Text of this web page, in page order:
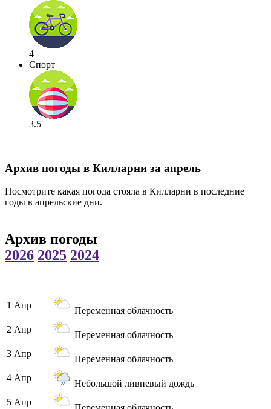
4
Спорт
3.5
Архив погоды в Килларни за апрель
Посмотрите какая погода стояла в Килларни в последние
годы в апрельские дни.
Архив погоды
2026 2025 2024
1 Апр
Переменная облачность
2 Апр
Переменная облачность
3 Апр
Переменная облачность
4 Апр
Небольшой ливневый дождь
5 Апр